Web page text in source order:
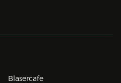
Blasercafe